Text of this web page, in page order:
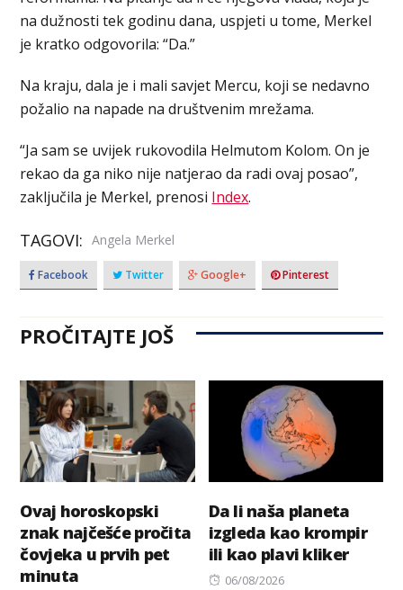
na dužnosti tek godinu dana, uspjeti u tome, Merkel
je kratko odgovorila: “Da.”
Na kraju, dala je i mali savjet Mercu, koji se nedavno
požalio na napade na društvenim mrežama.
“Ja sam se uvijek rukovodila Helmutom Kolom. On je
rekao da ga niko nije natjerao da radi ovaj posao”,
zaključila je Merkel, prenosi Index.
TAGOVI: Angela Merkel
Facebook Twitter Google+ Pinterest
PROČITAJTE JOŠ
Ovaj horoskopski
znak najčešće pročita
čovjeka u prvih pet
minuta
Da li naša planeta
izgleda kao krompir
ili kao plavi kliker
Posted
06/08/2026